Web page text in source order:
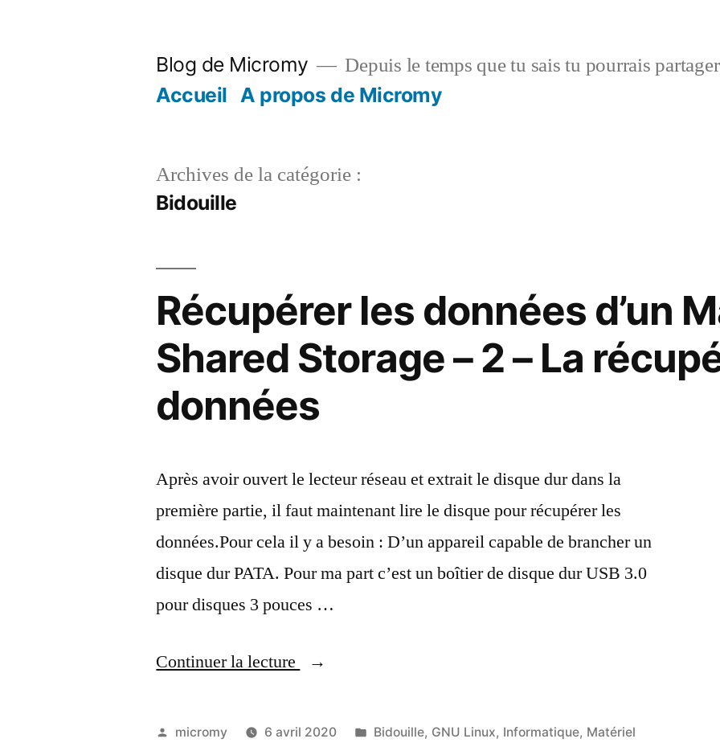
Blog de Micromy Depuis le temps que tu sais tu pourrais
Accueil A propos de Micromy
Archives de la catégorie :
Bidouille
Récupérer les données d’un
Shared Storage – 2 – La
données
Après avoir ouvert le lecteur réseau et extrait le disque dur dans la
première partie, il faut maintenant lire le disque pour récupérer les
données.Pour cela il y a besoin : D’un appareil capable de brancher un
disque dur PATA. Pour ma part c’est un boîtier de disque dur USB 3.0
pour disques 3 pouces …
Continuer la lecture
« Récupérer
données
Publié
micromy 6 avril 2020
Publié
Bidouille, GNU Linux, Informatique, Matériel